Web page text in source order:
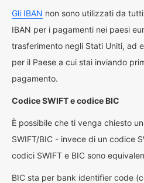
Gli IBAN non sono utilizzati da
IBAN per i pagamenti nei paesi
trasferimento negli Stati Uniti, ad
per il Paese a cui stai inviando
pagamento.
Codice SWIFT e codice BIC
È possibile che ti venga chiesto
SWIFT/BIC - invece di un codice
codici SWIFT e BIC sono
BIC sta per bank identifier code